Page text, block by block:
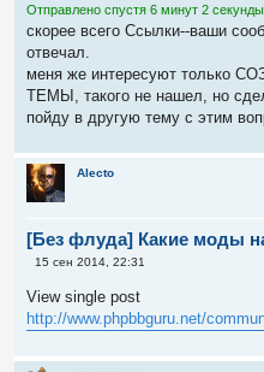
н
и
Отправлено спустя 6 минут 2
скорее всего Ссылки--ваши
отвечал.
меня же интересуют
ТЕМЫ, такого не нашел, но
пойду в другую тему с этим
Alecto
[Без флуда] Какие моды
С
о
б
щ
е
и
15 сен 2014, 22:31
View single post
http://www.phpbbguru.net/